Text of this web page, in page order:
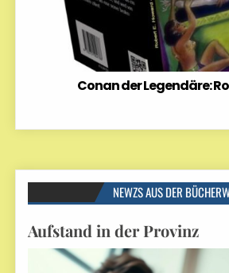
Conan der Legendäre:
NEWZS AUS DER
Aufstand in der Provinz